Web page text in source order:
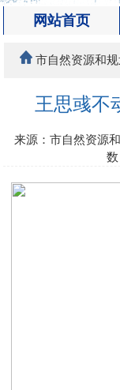
网站首页
市自然资源和
王思彧不
来源：市自然资源
数